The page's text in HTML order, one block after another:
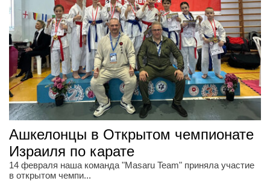
Ашкелонцы в Открытом чемпионате
Израиля по карате
14 февраля наша команда "Masaru Team" приняла участие
в открытом чемпи...